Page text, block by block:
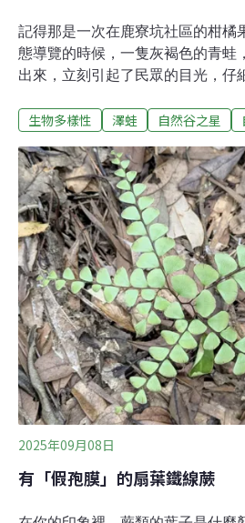
記得那是一次在鹿寮坑社區的柑橘
態導覽的時候，一隻灰褐色的青蛙
出來，立刻引起了民眾的目光，仔
中，消失的無影無蹤了。我立刻拿
這跟剛剛看到的不一樣。」原來我
顯背中線的個體，而剛剛看到的是
也就順勢稱呼牠為「無中線」（音
澤蛙的背部顏色與花紋，不同個體
讓我們好好認識這常見且體色多變
青蛙世界的分類是「叉舌蛙科」的
以看到的成員還有海蛙（屬外來種
蛙，上述成員在外觀上都有共同的
「棒狀突起」，成員當中，虎皮蛙
蛙與福建大頭蛙，體型最小的是澤
生物多樣性 澤蛙 自然谷之星
2025年09月08日
有「假孢膜」的扇葉鐵線蕨